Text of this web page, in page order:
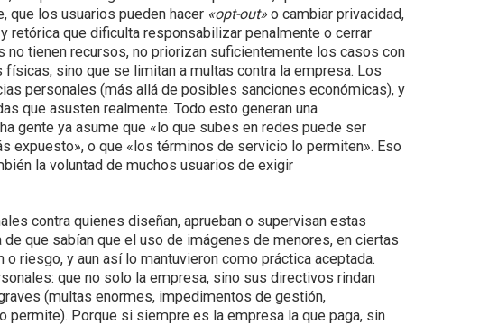
que los usuarios pueden hacer «opt-out» o cambiar privacidad,
retórica que dificulta responsabilizar penalmente o cerrar
no tienen recursos, no priorizan suficientemente los casos con
sino que se limitan a multas contra la empresa. Los
personales (más allá de posibles sanciones económicas), y
que asusten realmente. Todo esto generan una
gente ya asume que «lo que subes en redes puede ser
expuesto», o que «los términos de servicio lo permiten». Eso
la voluntad de muchos usuarios de exigir
contra quienes diseñan, aprueban o supervisan estas
que sabían que el uso de imágenes de menores, en ciertas
riesgo, y aun así lo mantuvieron como práctica aceptada.
que no solo la empresa, sino sus directivos rindan
(multas enormes, impedimentos de gestión,
Porque si siempre es la empresa la que paga, sin